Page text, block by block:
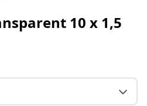
10 x 1,5